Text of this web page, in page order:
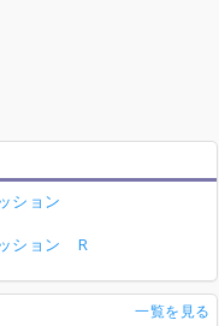
ション
ション R
一覧を見る